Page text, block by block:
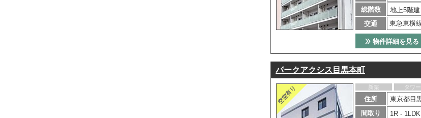
総階数
地上5階建
交通
東急東横
物件詳細を見る
パークアクシス目黒本町
新築 タワー
住所
東京都目
間取り
1R - 1LDK